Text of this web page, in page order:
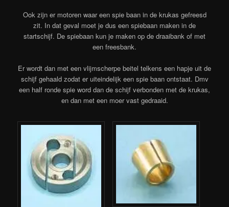
Ook zijn er motoren waar een spie baan in de krukas gefreesd
zit. In dat geval moet je dus een spiebaan maken in de
startschijf. De spiebaan kun je maken op de draaibank of met
een freesbank.
Er wordt dan met een vlijmscherpe beitel telkens een hapje uit de
schijf gehaald zodat er uiteindelijk een spie baan ontstaat. Dmv
een half ronde spie word dan de schijf verbonden met de krukas,
en dan met een moer vast gedraaid.